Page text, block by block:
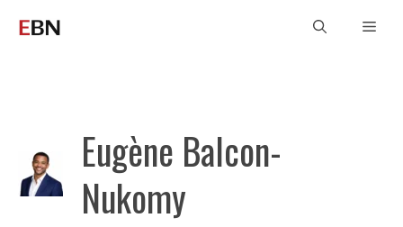
Eugène Balcon-
Nukomy